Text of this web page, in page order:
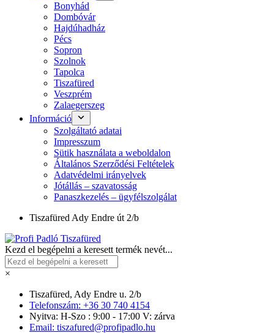
Bonyhád
Dombóvár
Hajdúhadház
Pécs
Sopron
Szolnok
Tapolca
Tiszafüred
Veszprém
Zalaegerszeg
Információ
Szolgáltató adatai
Impresszum
Sütik használata a weboldalon
Általános Szerződési Feltételek
Adatvédelmi irányelvek
Jótállás – szavatosság
Panaszkezelés – ügyfélszolgálat
Tiszafüred Ady Endre út 2/b
Kezd el begépelni a keresett termék nevét...
×
Tiszafüred, Ady Endre u. 2/b
Telefonszám: +36 30 740 4154
Nyitva: H-Szo : 9:00 - 17:00 V: zárva
Email: tiszafured@profipadlo.hu